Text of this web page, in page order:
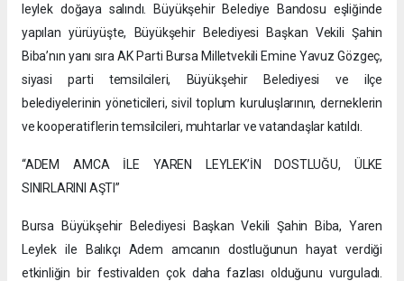
leylek doğaya salındı. Büyükşehir Belediye Bandosu eşliğinde
yapılan yürüyüşte, Büyükşehir Belediyesi Başkan Vekili Şahin
Biba’nın yanı sıra AK Parti Bursa Milletvekili Emine Yavuz Gözgeç,
siyasi parti temsilcileri, Büyükşehir Belediyesi ve ilçe
belediyelerinin yöneticileri, sivil toplum kuruluşlarının, derneklerin
ve kooperatiflerin temsilcileri, muhtarlar ve vatandaşlar katıldı.
“ADEM AMCA İLE YAREN LEYLEK’İN DOSTLUĞU, ÜLKE
SINIRLARINI AŞTI”
Bursa Büyükşehir Belediyesi Başkan Vekili Şahin Biba, Yaren
Leylek ile Balıkçı Adem amcanın dostluğunun hayat verdiği
etkinliğin bir festivalden çok daha fazlası olduğunu vurguladı.